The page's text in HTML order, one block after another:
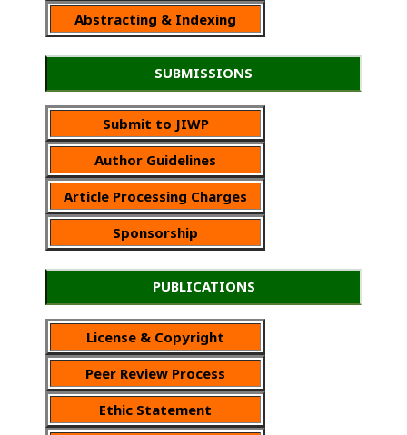
Abstracting & Indexing
SUBMISSIONS
Submit to JIWP
Author Guidelines
Article Processing Charges
Sponsorship
PUBLICATIONS
License & Copyright
Peer Review Process
Ethic Statement